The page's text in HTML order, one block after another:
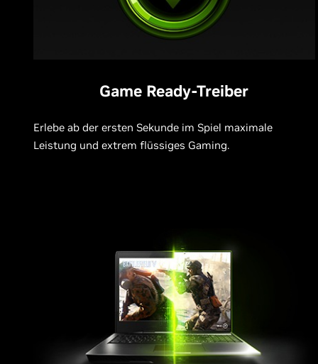
Game Ready-Treiber
Erlebe ab der ersten Sekunde im Spiel maximale
Leistung und extrem flüssiges Gaming.